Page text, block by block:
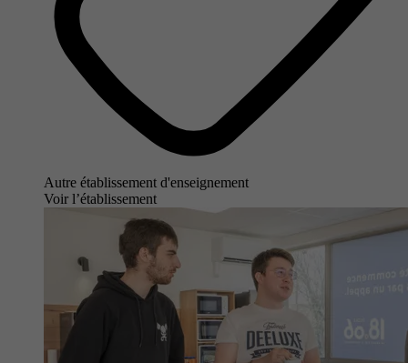
Autre établissement d'enseignement
Voir l’établissement